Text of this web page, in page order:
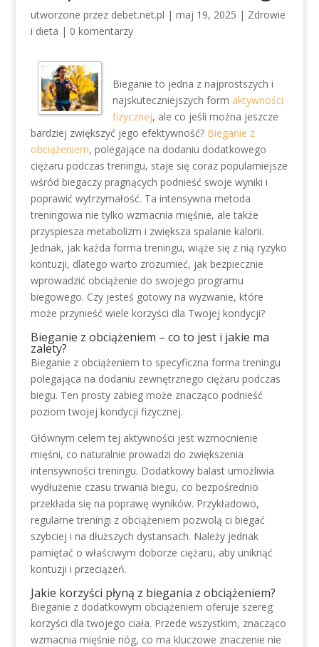
utworzone przez debet.net.pl | maj 19, 2025 | Zdrowie
i dieta | 0 komentarzy
Bieganie to jedna z najprostszych i
najskuteczniejszych form aktywności
fizycznej, ale co jeśli można jeszcze
bardziej zwiększyć jego efektywność? Bieganie z
obciążeniem, polegające na dodaniu dodatkowego
ciężaru podczas treningu, staje się coraz popularniejsze
wśród biegaczy pragnących podnieść swoje wyniki i
poprawić wytrzymałość. Ta intensywna metoda
treningowa nie tylko wzmacnia mięśnie, ale także
przyspiesza metabolizm i zwiększa spalanie kalorii.
Jednak, jak każda forma treningu, wiąże się z nią ryzyko
kontuzji, dlatego warto zrozumieć, jak bezpiecznie
wprowadzić obciążenie do swojego programu
biegowego. Czy jesteś gotowy na wyzwanie, które
może przynieść wiele korzyści dla Twojej kondycji?
Bieganie z obciążeniem – co to jest i jakie ma
zalety?
Bieganie z obciążeniem to specyficzna forma treningu
polegająca na dodaniu zewnętrznego ciężaru podczas
biegu. Ten prosty zabieg może znacząco podnieść
poziom twojej kondycji fizycznej.
Głównym celem tej aktywności jest wzmocnienie
mięśni, co naturalnie prowadzi do zwiększenia
intensywności treningu. Dodatkowy balast umożliwia
wydłużenie czasu trwania biegu, co bezpośrednio
przekłada się na poprawę wyników. Przykładowo,
regularne treningi z obciążeniem pozwolą ci biegać
szybciej i na dłuższych dystansach. Należy jednak
pamiętać o właściwym doborze ciężaru, aby uniknąć
kontuzji i przeciążeń.
Jakie korzyści płyną z biegania z obciążeniem?
Bieganie z dodatkowym obciążeniem oferuje szereg
korzyści dla twojego ciała. Przede wszystkim, znacząco
wzmacnia mięśnie nóg, co ma kluczowe znaczenie nie